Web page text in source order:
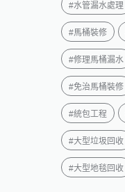
#水管漏水處理
#馬桶裝修
#修理馬桶漏水
#免治馬桶裝修
#統包工程
#大型垃圾回收
#大型地毯回收